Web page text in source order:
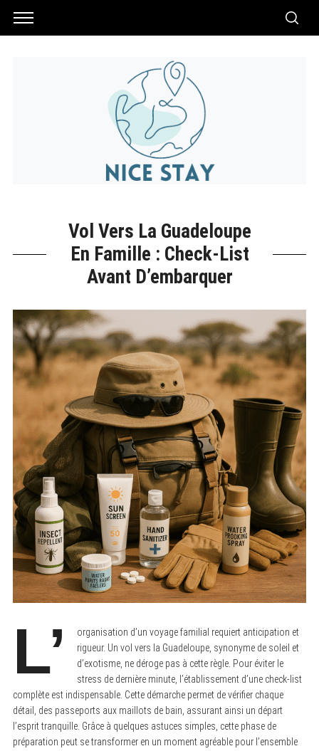
Vol Vers La Guadeloupe
En Famille : Check-List
Avant D’embarquer
L’
organisation d’un voyage familial requiert anticipation et
rigueur. Un vol vers la Guadeloupe, synonyme de soleil et
d’exotisme, ne déroge pas à cette règle. Pour éviter le
stress de dernière minute, l’établissement d’une check-list
complète est indispensable. Cette démarche permet de vérifier chaque
détail, des passeports aux maillots de bain, assurant ainsi un départ
l’esprit tranquille. Grâce à quelques astuces simples, cette phase de
préparation peut se transformer en un moment agréable pour l’ensemble